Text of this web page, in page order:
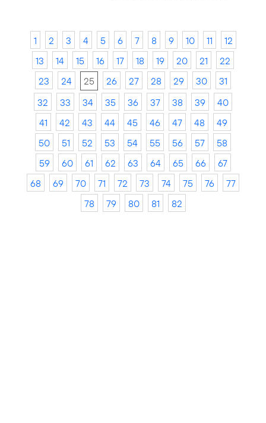
1 2 3 4 5 6 7 8 9 10 11
12
13
14 15 16 17 18 19 20 21
22
23
24 25 26 27 28 29 30
31
32
33 34 35 36 37 38 39
40
41
42 43 44 45 46 47 48
49
50
51 52 53 54 55 56 57
58
59
60 61 62 63 64 65 66
67
68
69 70 71 72 73 74 75 76
77
78
79 80 81 82